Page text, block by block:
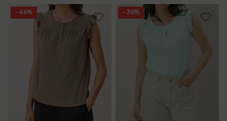
- 46% - 36%